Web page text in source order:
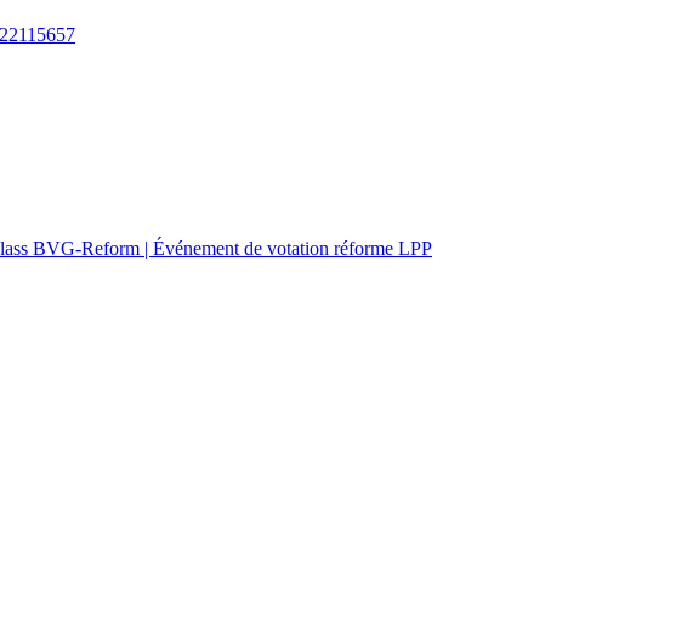
BVG-Reform | Événement de votation réforme LPP